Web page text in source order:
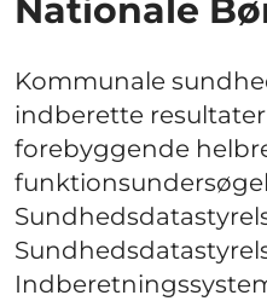
Nationale
Kommunale
indberette
forebyggende